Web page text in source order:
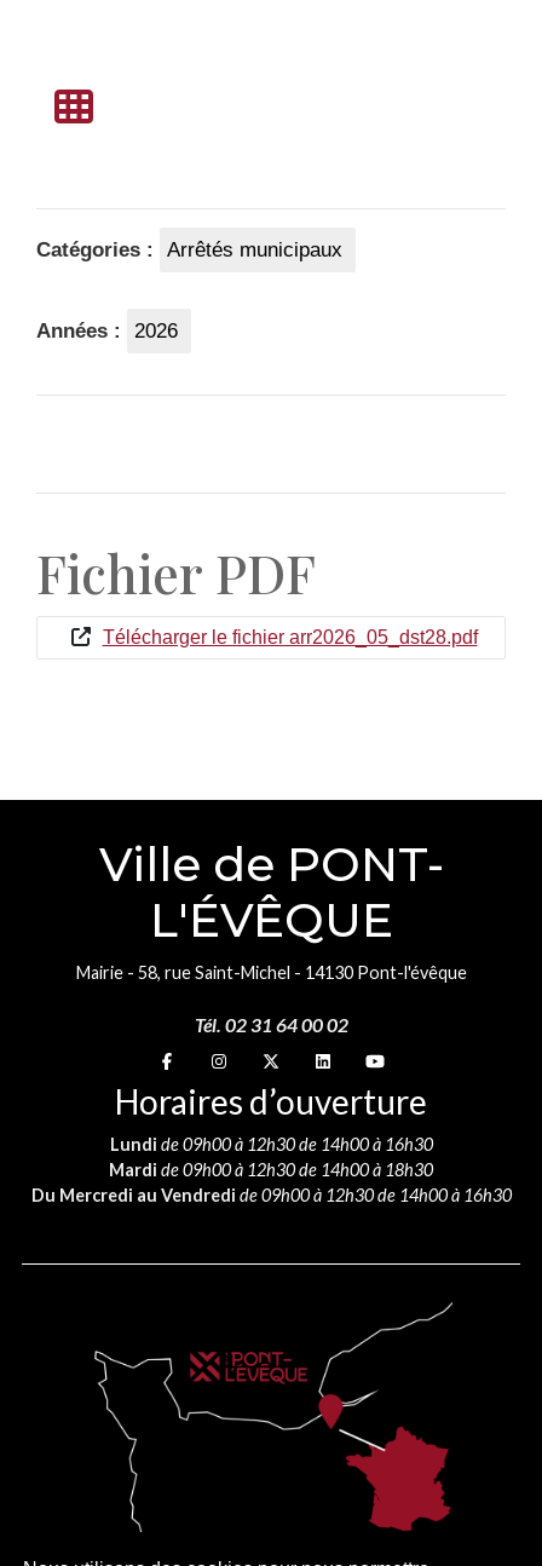
Catégories : Arrêtés municipaux
Années : 2026
Fichier PDF
Télécharger le fichier arr2026_05_dst28.pdf
Ville de PONT-
L'ÉVÊQUE
Mairie - 58, rue Saint-Michel - 14130 Pont-l'évêque
Tél. 02 31 64 00 02
Suivez-nous sur
Suivez-nous sur
Suivez-nous sur
Suivez-nous sur
Suivez-nous sur
Horaires d’ouverture
Lundi de 09h00 à 12h30 de 14h00 à 16h30
Mardi de 09h00 à 12h30 de 14h00 à 18h30
Du Mercredi au Vendredi de 09h00 à 12h30 de 14h00 à 16h30